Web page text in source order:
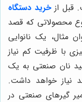
قبل ازخرید دستگاه
محصولاتی که قصد
مثال، یک نانوایی
با ظرفیت کم نیاز
نان صنعتی به یک
نیاز خواهد داشت.
گیرهای صنعتی در